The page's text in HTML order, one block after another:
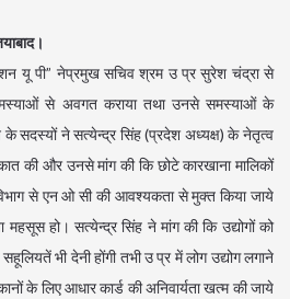
यू पी” नेप्रमुख सचिव श्रम उ प्र सुरेश चंद्रा से
से अवगत कराया तथा उनसे समस्याओं के
के सदस्यों ने सत्येन्द्र सिंह (प्रदेश अध्यक्ष) के नेतृत्व
की और उनसे मांग की कि छोटे कारखाना मालिकों
से एन ओ सी की आवश्यकता से मुक्त किया जाये
हो। सत्येन्द्र सिंह ने मांग की कि उद्योगों को
भी देनी होंगी तभी उ प्र में लोग उद्योग लगाने
के लिए आधार कार्ड की अनिवार्यता खत्म की जाये